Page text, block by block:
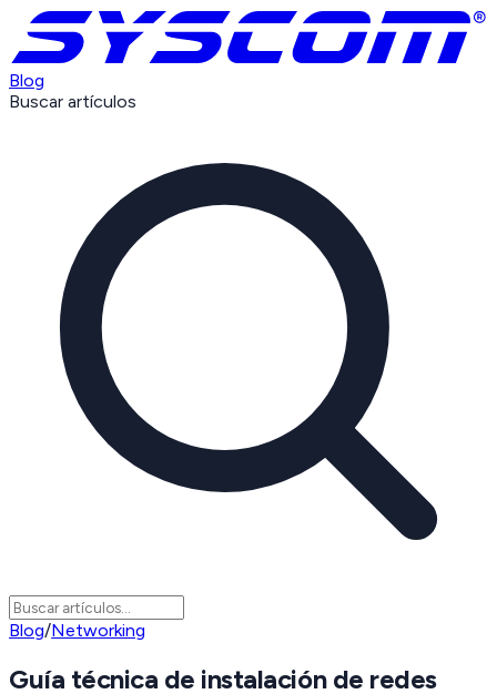
Blog
Buscar artículos
Blog/Networking
Guía técnica de instalación de redes